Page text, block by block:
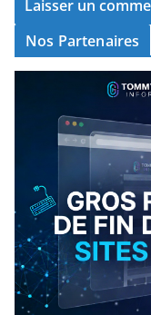
Nos Partenaires